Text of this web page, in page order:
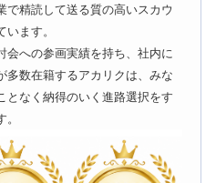
で精読して送る質の高いスカウ
ます。
会への参画実績を持ち、社内に
多数在籍するアカリクは、みな
となく納得のいく進路選択をす